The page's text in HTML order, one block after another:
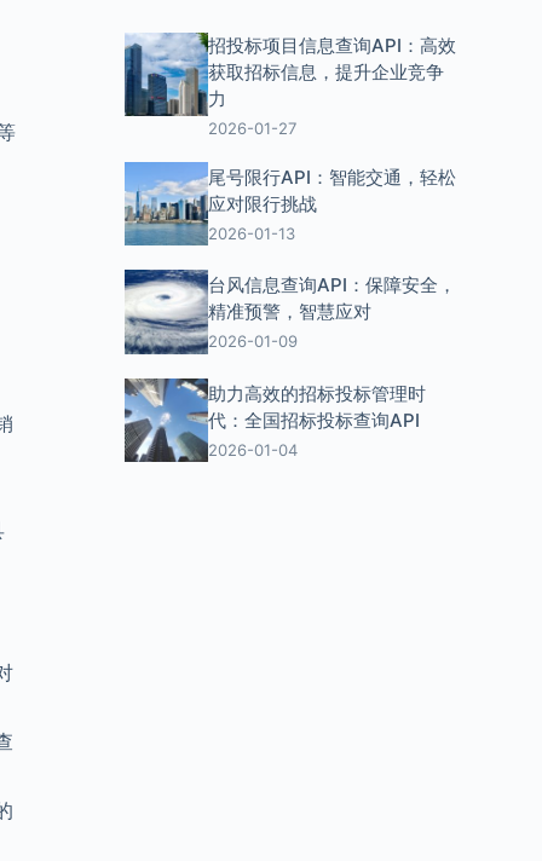
招投标项目信息查询API：高效
获取招标信息，提升企业竞争
力
2026-01-27
尾号限行API：智能交通，轻松
应对限行挑战
2026-01-13
台风信息查询API：保障安全，
精准预警，智慧应对
2026-01-09
助力高效的招标投标管理时
代：全国招标投标查询API
2026-01-04